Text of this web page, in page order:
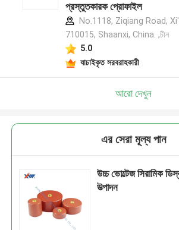
প্রস্তুতকারক প্রোফাইল
No.1118, Ziqiang Road,
710015, Shaanxi, China. ,চীন
5.0
যাচাইকৃত সরবরাহকারী
আরো দেখুন
এর সেরা মূল্য পান
উচ্চ ভোল্টেজ সিরামিক
উত্পাদন